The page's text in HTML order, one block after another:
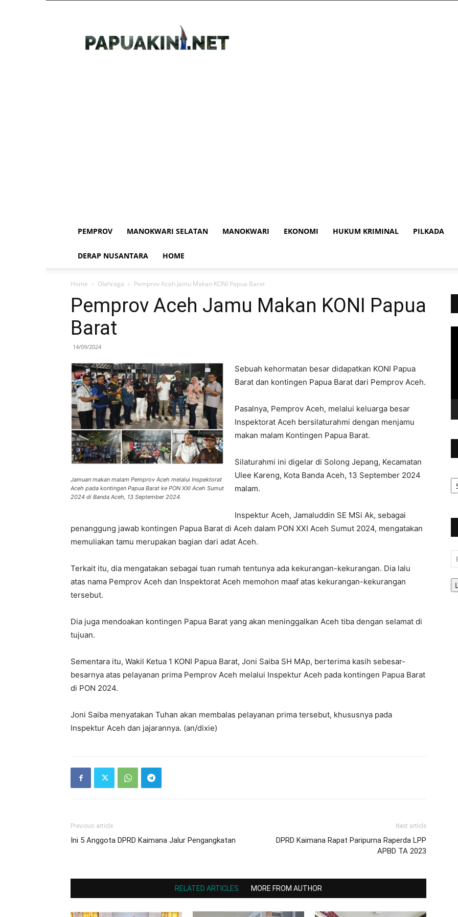
PEMPROV MANOKWARI SELATAN MANOKWARI EKONOMI HUKUM KRIMINAL PILKADA
DERAP NUSANTARA HOME
Home Olahraga Pemprov Aceh Jamu Makan KONI Papua Barat
Pemprov Aceh Jamu Makan KONI Papua
Barat
14/09/2024
Jamuan makan malam Pemprov Aceh melalui Inspektorat
Aceh pada kontingen Papua Barat ke PON XXI Aceh Sumut
2024 di Banda Aceh, 13 September 2024.
Sebuah kehormatan besar didapatkan KONI Papua
Barat dan kontingen Papua Barat dari Pemprov Aceh.
Pasalnya, Pemprov Aceh, melalui keluarga besar
Inspektorat Aceh bersilaturahmi dengan menjamu
makan malam Kontingen Papua Barat.
Silaturahmi ini digelar di Solong Jepang, Kecamatan
Ulee Kareng, Kota Banda Aceh, 13 September 2024
malam.
Inspektur Aceh, Jamaluddin SE MSi Ak, sebagai
penanggung jawab kontingen Papua Barat di Aceh dalam PON XXI Aceh Sumut 2024, mengatakan
memuliakan tamu merupakan bagian dari adat Aceh.
Terkait itu, dia mengatakan sebagai tuan rumah tentunya ada kekurangan-kekurangan. Dia lalu
atas nama Pemprov Aceh dan Inspektorat Aceh memohon maaf atas kekurangan-kekurangan
tersebut.
Dia juga mendoakan kontingen Papua Barat yang akan meninggalkan Aceh tiba dengan selamat di
tujuan.
Sementara itu, Wakil Ketua 1 KONI Papua Barat, Joni Saiba SH MAp, berterima kasih sebesar-
besarnya atas pelayanan prima Pemprov Aceh melalui Inspektur Aceh pada kontingen Papua Barat
di PON 2024.
Joni Saiba menyatakan Tuhan akan membalas pelayanan prima tersebut, khususnya pada
Inspektur Aceh dan jajarannya. (an/dixie)
Previous article
Ini 5 Anggota DPRD Kaimana Jalur Pengangkatan
Next article
DPRD Kaimana Rapat Paripurna Raperda LPP
APBD TA 2023
RELATED ARTICLES MORE FROM AUTHOR